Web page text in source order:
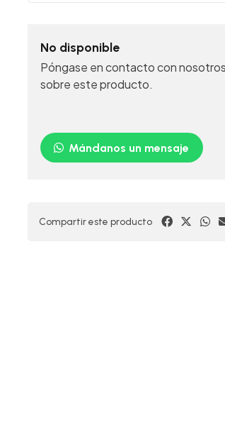
No disponible
Póngase en contacto con
sobre este producto.
Mándanos un mensaje
Compartir este producto